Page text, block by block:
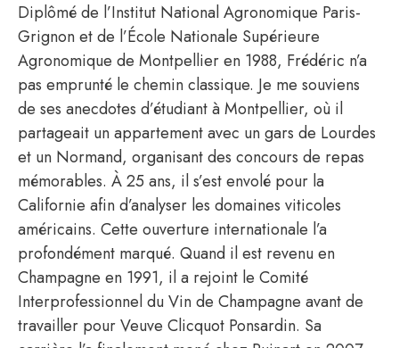
Diplômé de l’Institut National Agronomique Paris-
Grignon et de l’École Nationale Supérieure
Agronomique de Montpellier en 1988, Frédéric n’a
pas emprunté le chemin classique. Je me souviens
de ses anecdotes d’étudiant à Montpellier, où il
partageait un appartement avec un gars de Lourdes
et un Normand, organisant des concours de repas
mémorables. À 25 ans, il s’est envolé pour la
Californie afin d’analyser les domaines viticoles
américains. Cette ouverture internationale l’a
profondément marqué. Quand il est revenu en
Champagne en 1991, il a rejoint le Comité
Interprofessionnel du Vin de Champagne avant de
travailler pour Veuve Clicquot Ponsardin. Sa